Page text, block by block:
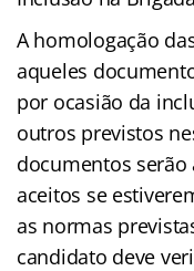
A homologação
aqueles
por ocasião da
outros previstos
documentos
aceitos se
as normas
candidato deve